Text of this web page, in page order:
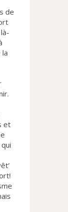
de
et